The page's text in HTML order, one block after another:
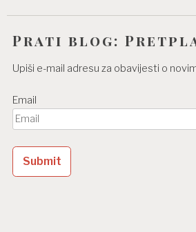
Prati blog:
Upiši e-mail adresu za obavijesti o
Email